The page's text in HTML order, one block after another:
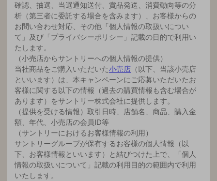
確認、抽選、当選通知送付、賞品発送、消費動向等の分
析（第三者に委託する場合を含みます）、お客様からの
お問い合わせ対応、その他「個人情報の取扱いについ
て」及び「プライバシーポリシー」記載の目的で利用い
たします。
（小売店からサントリーへの個人情報の提供）
当社商品をご購入いただいた小売店 （以下、当該小売店
といいます）は、本キャンペーンにご応募いただいたお
客様に関する以下の情報（過去の購買情報も含む場合が
あります）をサントリー株式会社に提供します。
（提供を受ける情報）取引日時、店舗名、商品、購入金
額、年代、小売店の会員ID等
（サントリーにおけるお客様情報の利用）
サントリーグループが保有するお客様の個人情報（以
下、お客様情報といいます）と結びつけた上で、「個人
情報の取扱いについて」記載の利用目的の範囲内で利用
いたします。